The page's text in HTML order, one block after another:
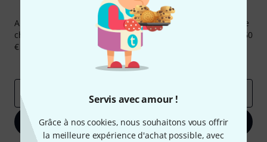
Servis avec amour !
Grâce à nos cookies, nous souhaitons vous offrir
la meilleure expérience d'achat possible, avec
Newsletters Thomann
Abonnez-vous à la newsletter Thomann et, avec un peu de
chance, gagnez l'un des 50 bons d'achat d'une valeur de 50
€ chacun!
Articles inspirants
Deals
S'inscrire maintenant